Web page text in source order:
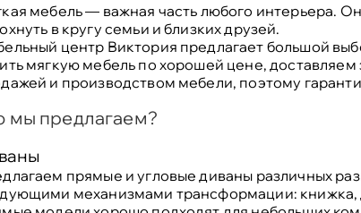
мебель — важная часть любого интерьера.
в кругу семьи и близких друзей.
центр Виктория предлагает большой
мягкую мебель по хорошей цене,
и производством мебели, поэтому
мы предлагаем?
прямые и угловые диваны различных
механизмами трансформации: книжка,